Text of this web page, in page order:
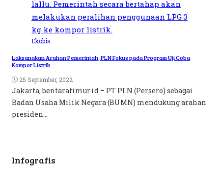
Ekobis
Laksanakan Arahan Pemerintah, PLN Fokus pada Program Uji Coba
Kompor Listrik
25 September, 2022
Jakarta, bentaratimur.id – PT PLN (Persero) sebagai
Badan Usaha Milik Negara (BUMN) mendukung arahan
presiden...
Infografis